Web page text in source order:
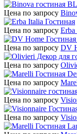
Цена по запросу
Цена по запросу Erba
Цена по запросу DV
Цена по запросу
Цена по запросу
Цена по запросу
Цена по запросу